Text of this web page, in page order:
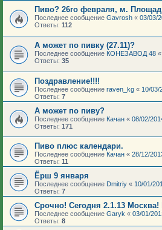
Пиво? 26го февраля, м.
Последнее сообщение Gavrosh « 03/03/
Ответы: 112
А может по пивку (27.11)?
Последнее сообщение КОНЕЗАВОД 48 «
Ответы: 35
Поздравление!!!!
Последнее сообщение raven_kg « 10/03/
Ответы: 7
А может по пиву?
Последнее сообщение Качан « 08/02/
Ответы: 171
Пиво плюс календари.
Последнее сообщение Качан « 28/12/
Ответы: 11
Ёрш 9 января
Последнее сообщение Dmitriy « 10/01/
Ответы: 7
Срочно! Сегодня 2.1.13 Москва!
Последнее сообщение Garyk « 03/01/
Ответы: 8